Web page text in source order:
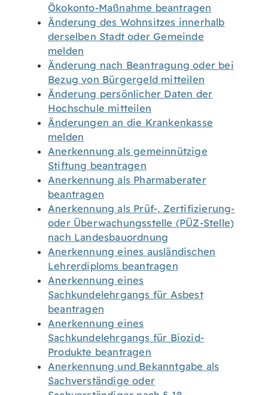
Ökokonto-Maßnahme beantragen
Änderung des Wohnsitzes innerhalb
derselben Stadt oder Gemeinde
melden
Änderung nach Beantragung oder bei
Bezug von Bürgergeld mitteilen
Änderung persönlicher Daten der
Hochschule mitteilen
Änderungen an die Krankenkasse
melden
Anerkennung als gemeinnützige
Stiftung beantragen
Anerkennung als Pharmaberater
beantragen
Anerkennung als Prüf-, Zertifizierung-
oder Überwachungsstelle (PÜZ-Stelle)
nach Landesbauordnung
Anerkennung eines ausländischen
Lehrerdiploms beantragen
Anerkennung eines
Sachkundelehrgangs für Asbest
beantragen
Anerkennung eines
Sachkundelehrgangs für Biozid-
Produkte beantragen
Anerkennung und Bekanntgabe als
Sachverständige oder